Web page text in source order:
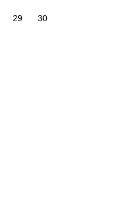
29 30